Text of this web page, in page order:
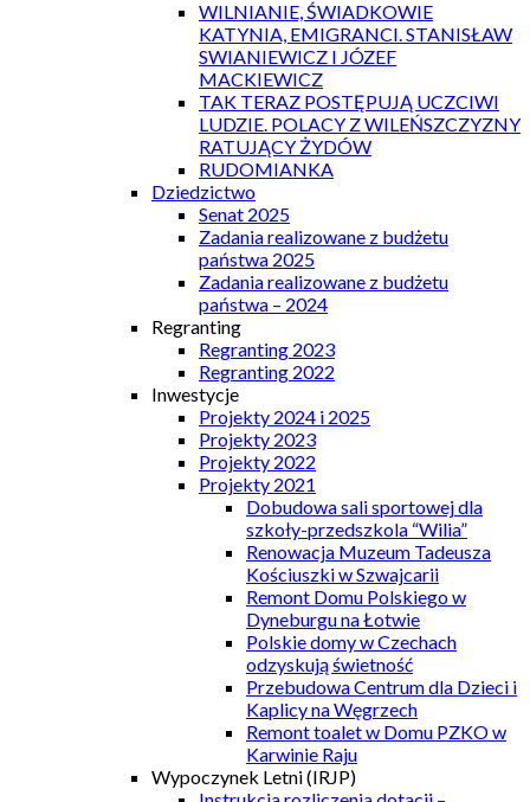
WILNIANIE, ŚWIADKOWIE
KATYNIA, EMIGRANCI. STANISŁAW
SWIANIEWICZ I JÓZEF
MACKIEWICZ
TAK TERAZ POSTĘPUJĄ UCZCIWI
LUDZIE. POLACY Z WILEŃSZCZYZNY
RATUJĄCY ŻYDÓW
RUDOMIANKA
Dziedzictwo
Senat 2025
Zadania realizowane z budżetu
państwa 2025
Zadania realizowane z budżetu
państwa – 2024
Regranting
Regranting 2023
Regranting 2022
Inwestycje
Projekty 2024 i 2025
Projekty 2023
Projekty 2022
Projekty 2021
Dobudowa sali sportowej dla
szkoły-przedszkola “Wilia”
Renowacja Muzeum Tadeusza
Kościuszki w Szwajcarii
Remont Domu Polskiego w
Dyneburgu na Łotwie
Polskie domy w Czechach
odzyskują świetność
Przebudowa Centrum dla Dzieci i
Kaplicy na Węgrzech
Remont toalet w Domu PZKO w
Karwinie Raju
Wypoczynek Letni (IRJP)